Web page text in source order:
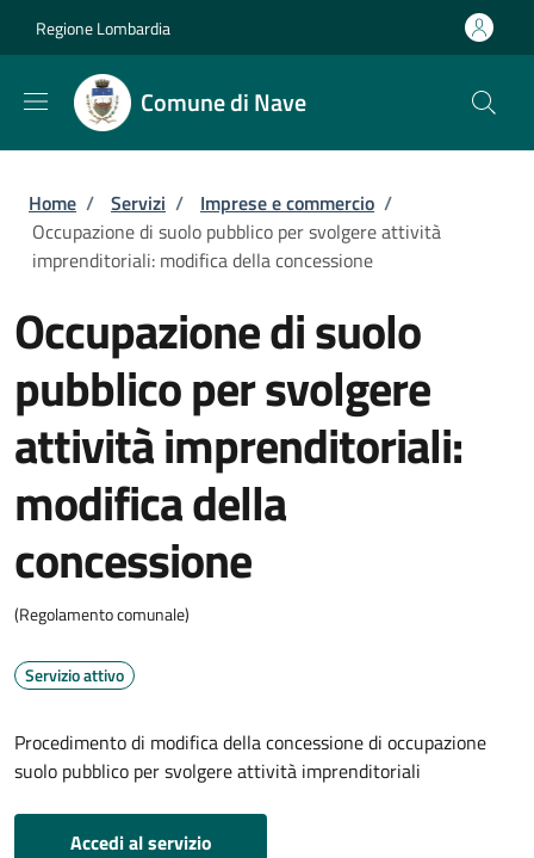
Regione Lombardia
Comune di Nave
Briciole di pane
Home / Servizi / Imprese e commercio /
Occupazione di suolo pubblico per svolgere attività
imprenditoriali: modifica della concessione
Occupazione di suolo
pubblico per svolgere
attività imprenditoriali:
modifica della
concessione
(Regolamento comunale)
Servizio attivo
Procedimento di modifica della concessione di occupazione
suolo pubblico per svolgere attività imprenditoriali
Accedi al servizio